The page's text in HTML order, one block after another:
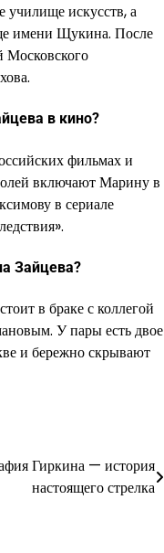
искусств, а
имени Щукина. После
Московского
в кино?
фильмах и
включают Марину в
в сериале
Зайцева?
в браке с коллегой
У пары есть двое
и бережно скрывают
Гиркина — история
настоящего стрелка